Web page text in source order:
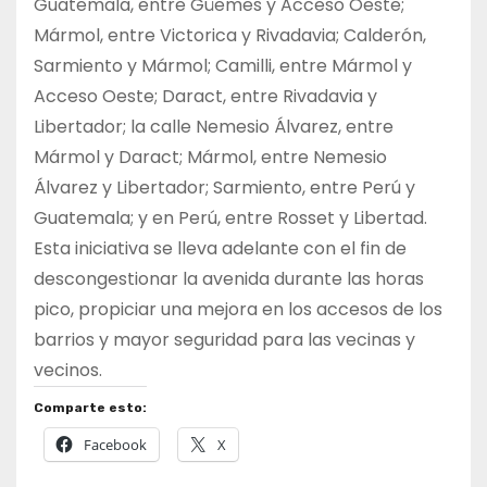
Mármol, entre Victorica y Rivadavia; Calderón,
Sarmiento y Mármol; Camilli, entre Mármol y
Acceso Oeste; Daract, entre Rivadavia y
Libertador; la calle Nemesio Álvarez, entre
Mármol y Daract; Mármol, entre Nemesio
Álvarez y Libertador; Sarmiento, entre Perú y
Guatemala; y en Perú, entre Rosset y Libertad.
Esta iniciativa se lleva adelante con el fin de
descongestionar la avenida durante las horas
pico, propiciar una mejora en los accesos de los
barrios y mayor seguridad para las vecinas y
vecinos.
Comparte esto:
Facebook X